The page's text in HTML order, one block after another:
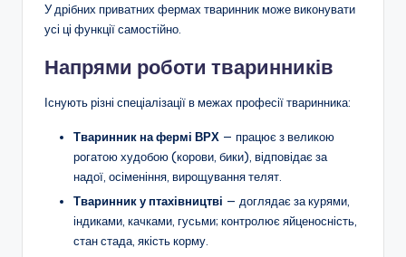
У дрібних приватних фермах тваринник може виконувати
усі ці функції самостійно.
Напрями роботи тваринників
Існують різні спеціалізації в межах професії тваринника:
Тваринник на фермі ВРХ — працює з великою
рогатою худобою (корови, бики), відповідає за
надої, осіменіння, вирощування телят.
Тваринник у птахівництві — доглядає за курями,
індиками, качками, гусьми; контролює яйценосність,
стан стада, якість корму.